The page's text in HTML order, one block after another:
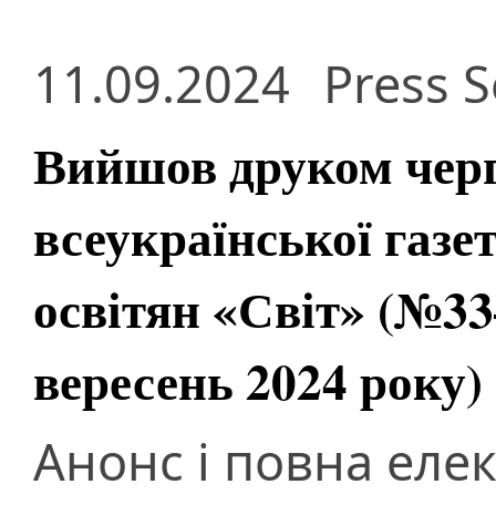
11.09.2024 Press
Вийшов друком
всеукраїнської
освітян «Світ»
вересень 2024 року)
Анонс і повна